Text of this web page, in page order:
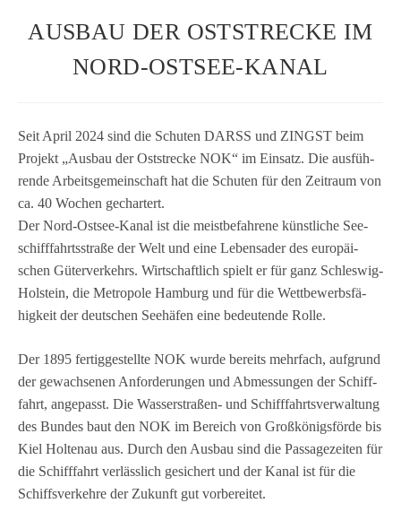
AUSBAU DER OSTSTRECKE IM
NORD-OSTSEE-KANAL
Seit April 2024 sind die Schu­ten DARSS und ZINGST beim
Pro­jekt „Aus­bau der Ost­stre­cke NOK“ im Ein­satz. Die aus­füh­
rende Arbeits­ge­mein­schaft hat die Schu­ten für den Zeit­raum von
ca. 40 Wochen gechar­tert.
Der Nord-Ost­see-Kanal ist die meist­be­fah­rene künst­li­che See­
schiff­fahrts­straße der Welt und eine Lebens­ader des euro­päi­
schen Güter­ver­kehrs. Wirt­schaft­lich spielt er für ganz Schles­wig-
Hol­stein, die Metro­pole Ham­burg und für die Wett­be­werbs­fä­
hig­keit der deut­schen See­hä­fen eine bedeu­tende Rolle.
Der 1895 fer­tig­ge­stellte NOK wurde bereits mehr­fach, auf­grund
der gewach­se­nen Anfor­de­run­gen und Abmes­sun­gen der Schiff­
fahrt, ange­passt. Die Was­ser­stra­ßen- und Schiff­fahrts­ver­wal­tung
des Bun­des baut den NOK im Bereich von Groß­kö­nigs­förde bis
Kiel Hol­tenau aus. Durch den Aus­bau sind die Pas­sa­ge­zei­ten für
die Schiff­fahrt ver­läss­lich gesi­chert und der Kanal ist für die
Schiffs­ver­kehre der Zukunft gut vor­be­rei­tet.